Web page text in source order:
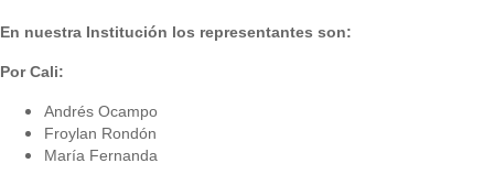
En nuestra Institución los representantes son:
Por Cali:
Andrés Ocampo
Froylan Rondón
María Fernanda